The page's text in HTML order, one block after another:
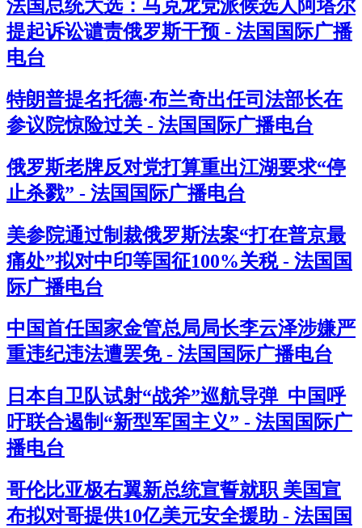
法国总统大选：马克龙党派候选人阿塔尔
提起诉讼谴责俄罗斯干预 - 法国国际广播
电台
特朗普提名托德·布兰奇出任司法部长在
参议院惊险过关 - 法国国际广播电台
俄罗斯老牌反对党打算重出江湖要求“停
止杀戮” - 法国国际广播电台
美参院通过制裁俄罗斯法案“打在普京最
痛处”拟对中印等国征100%关税 - 法国国
际广播电台
中国首任国家金管总局局长李云泽涉嫌严
重违纪违法遭罢免 - 法国国际广播电台
日本自卫队试射“战斧”巡航导弹 中国呼
吁联合遏制“新型军国主义” - 法国国际广
播电台
哥伦比亚极右翼新总统宣誓就职 美国宣
布拟对哥提供10亿美元安全援助 - 法国国